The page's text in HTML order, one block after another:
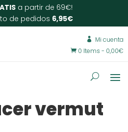
a partir de 69€!
de pedidos 6,95€
 Mi cuenta
 0 Items - 0,00€
vermut